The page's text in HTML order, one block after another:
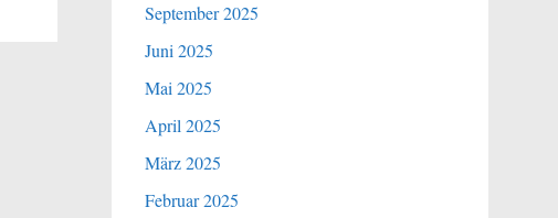
September 2025
Juni 2025
Mai 2025
April 2025
März 2025
Februar 2025